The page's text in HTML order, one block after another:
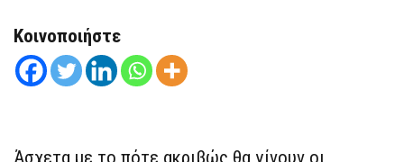
Κοινοποιήστε
Άσχετα με το πότε ακριβώς θα γίνουν οι